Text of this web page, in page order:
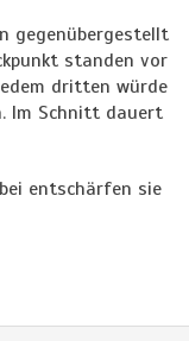
gegenübergestellt
standen vor
dritten würde
Im Schnitt dauert
entschärfen sie